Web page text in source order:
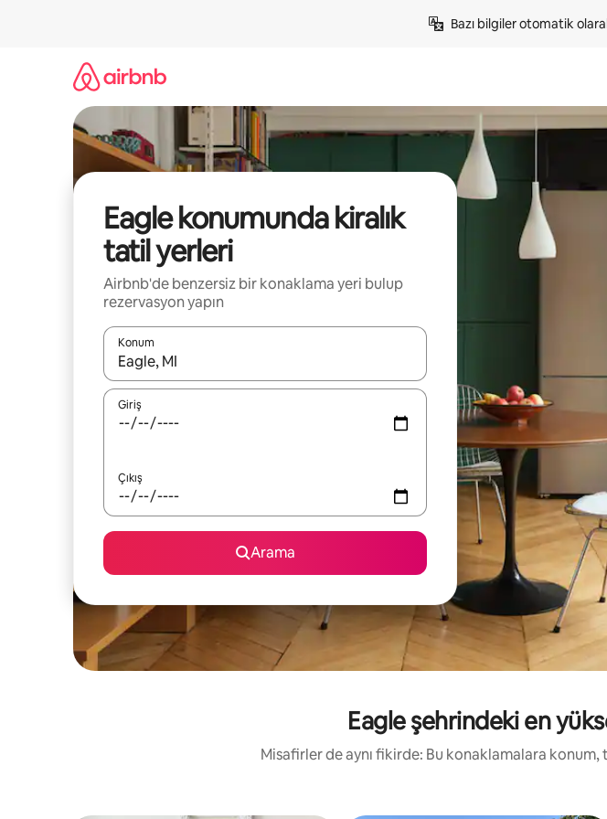
Bazı bilgiler otomatik
Eagle konumunda kiralık
tatil yerleri
Airbnb'de benzersiz bir konaklama yeri bulup
rezervasyon yapın
Konum
Sonuçlar kullanılabilir olduğunda yukarı ve aşağı oklarıyla gezinin veya dokunarak
Giriş
Çıkış
Arama
Eagle şehrindeki en
Misafirler de aynı fikirde: Bu konaklamalara